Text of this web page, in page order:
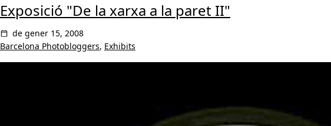
Exposició "De la xarxa a la paret II"
de gener 15, 2008
Barcelona Photobloggers, Exhibits